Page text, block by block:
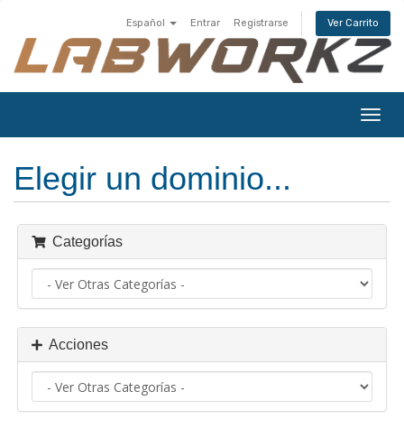
Español Entrar Registrarse Ver Carrito
Elegir un dominio...
Categorías
Acciones